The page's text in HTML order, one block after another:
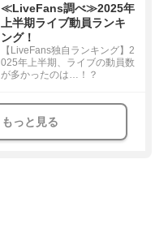
≪LiveFans調べ≫2025年
上半期ライブ動員ランキ
ング！
【LiveFans独自ランキング】2
025年上半期、ライブの動員数
が多かったのは…！？
もっと見る